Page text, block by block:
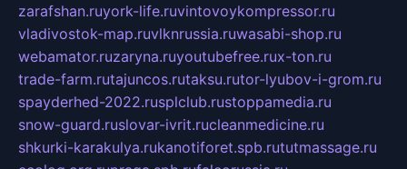
zarafshan.ruyork-life.ruvintovoykompressor.ru
vladivostok-map.ruvlknrussia.ruwasabi-shop.ru
webamator.ruzaryna.ruyoutubefree.rux-ton.ru
trade-farm.rutajuncos.rutaksu.rutor-lyubov-i-grom.ru
spayderhed-2022.rusplclub.rustoppamedia.ru
snow-guard.ruslovar-ivrit.rucleanmedicine.ru
shkurki-karakulya.rukanotiforet.spb.rututmassage.ru